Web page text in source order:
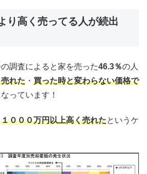
り高く売ってる人が続出
調査によると家を売った46.3％の人
れた ・ 買った時と変わらない価格で
っています！
１０００万円以上高く売れたというケ